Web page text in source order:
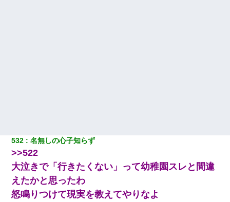
532 名無しの心子知らず
>>522
大泣きで「行きたくない」って幼稚園スレと間違
えたかと思ったわ
怒鳴りつけて現実を教えてやりなよ